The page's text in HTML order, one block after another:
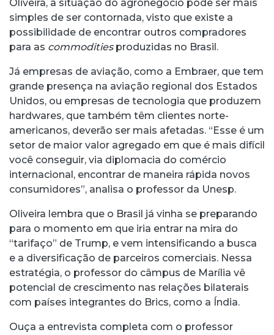
Oliveira, a situação do agronegócio pode ser mais
simples de ser contornada, visto que existe a
possibilidade de encontrar outros compradores
para as commoditiesproduzidas no Brasil.
Já empresas de aviação, como a Embraer, que tem
grande presença na aviação regional dos Estados
Unidos, ou empresas de tecnologia que produzem
hardwares, que também têm clientes norte-
americanos, deverão ser mais afetadas. “Esse é um
setor de maior valor agregado em que é mais difícil
você conseguir, via diplomacia do comércio
internacional, encontrar de maneira rápida novos
consumidores”, analisa o professor da Unesp.
Oliveira lembra que o Brasil já vinha se preparando
para o momento em que iria entrar na mira do
“tarifaço” de Trump, e vem intensificando a busca
e a diversificação de parceiros comerciais. Nessa
estratégia, o professor do câmpus de Marília vê
potencial de crescimento nas relações bilaterais
com países integrantes do Brics, como a Índia.
Ouça a entrevista completa com o professor